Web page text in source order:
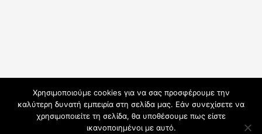
Χρησιμοποιούμε cookies για να σας προσφέρουμε την
καλύτερη δυνατή εμπειρία στη σελίδα μας. Εάν συνεχίσετε να
χρησιμοποιείτε τη σελίδα, θα υποθέσουμε πως είστε
ικανοποιημένοι με αυτό.